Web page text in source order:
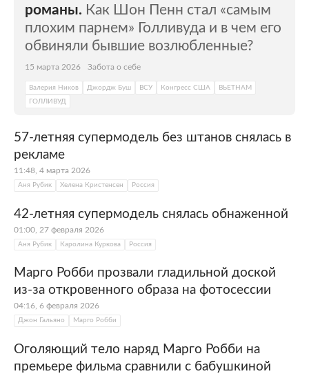
романы. Как Шон Пенн стал «самым
плохим парнем» Голливуда и в чем его
обвиняли бывшие возлюбленные?
15 марта 2026 Забота о себе
Валерия Ников Джордж Буш ВСУ Конгресс США
ВЬЕТНАМ
ГОЛЛИВУД
57-летняя супермодель без штанов снялась в
рекламе
11:48, 4 марта 2026
Аня Рубик Хелена Кристенсен Россия
42-летняя супермодель снялась обнаженной
01:00, 27 февраля 2026
Аня Рубик Каролина Куркова Россия
Марго Робби прозвали гладильной доской
из-за откровенного образа на фотосессии
04:16, 6 февраля 2026
Джон Гальяно Марго Робби
Оголяющий тело наряд Марго Робби на
премьере фильма сравнили с бабушкиной